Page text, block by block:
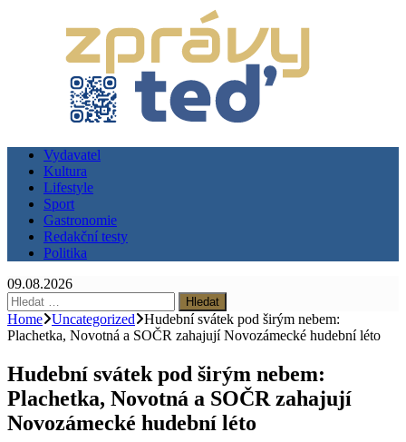
Vydavatel
Kultura
Lifestyle
Sport
Gastronomie
Redakční testy
Politika
09.08.2026
Vyhledávání
Home Uncategorized
Hudební svátek pod širým nebem:
Plachetka, Novotná a SOČR zahajují Novozámecké hudební léto
Hudební svátek pod širým nebem:
Plachetka, Novotná a SOČR zahajují
Novozámecké hudební léto